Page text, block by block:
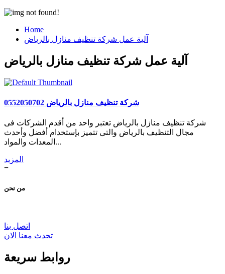
Home
آلية عمل شركة تنظيف منازل بالرياض
آلية عمل شركة تنظيف منازل بالرياض
شركة تنظيف منازل بالرياض 0552050702
شركة تنظيف منازل بالرياض تعتبر واحد من أقدم الشركات فى
مجال التنظيف بالرياض والتى تتميز بإستخدام أفضل وأحدث
المعدات والمواد...
المزيد
=
من نحن
اتصل بنا
تحدث معنا الان
روابط سريعة